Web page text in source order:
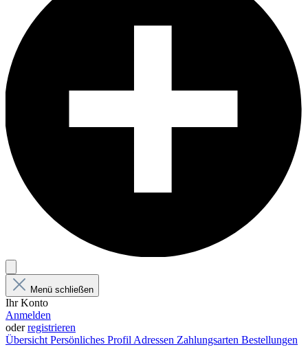
Menü schließen
Ihr Konto
Anmelden
oderregistrieren
Übersicht Persönliches Profil Adressen Zahlungsarten Bestellungen